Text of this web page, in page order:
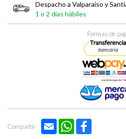
Despacho a Valparaíso y
1 o 2 días hábiles
Formas de
Compartir Email WhatsApp